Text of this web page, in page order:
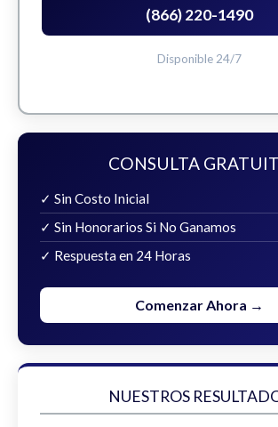
(866) 220-1490
Disponible 24/7
CONSULTA
✓ Sin Costo Inicial
✓ Sin Honorarios Si No Ganamos
✓ Respuesta en 24 Horas
Comenzar Ahora →
NUESTROS